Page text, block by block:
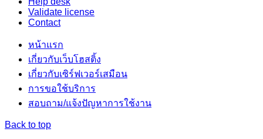
Validate license
Contact
หน้าแรก
เกี่ยวกับเว็บโฮสติ้ง
เกี่ยวกับเซิร์ฟเวอร์เสมือน
การขอใช้บริการ
สอบถาม/แจ้งปัญหาการใช้งาน
Back to top